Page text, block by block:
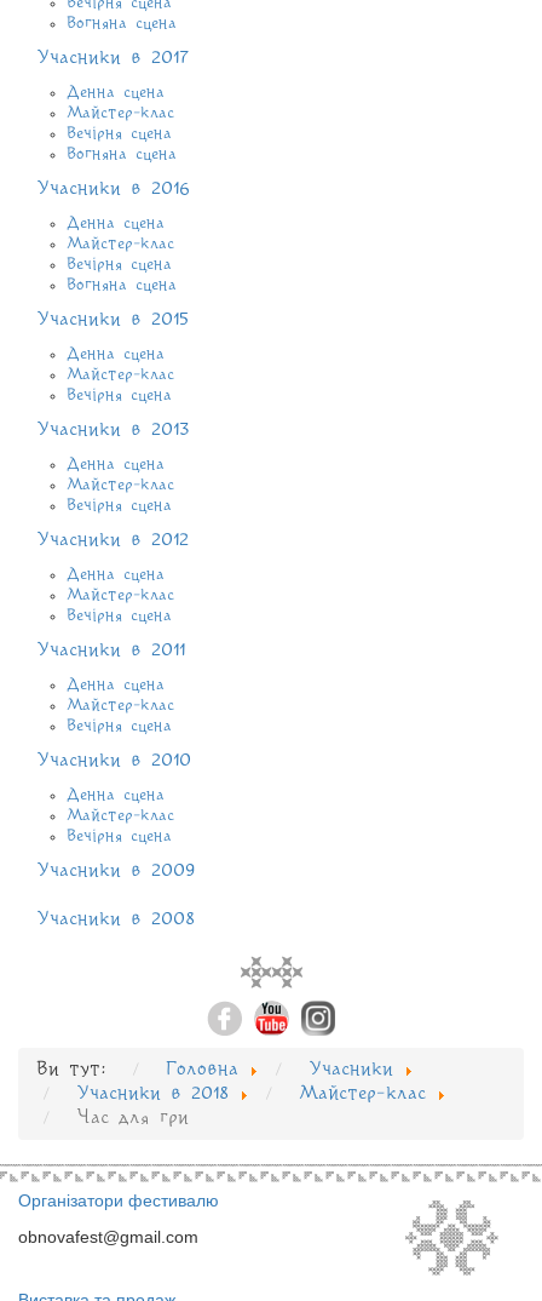
Вогняна сцена
Учасники в 2017
Денна сцена
Майстер-клас
Вечірня сцена
Вогняна сцена
Учасники в 2016
Денна сцена
Майстер-клас
Вечірня сцена
Вогняна сцена
Учасники в 2015
Денна сцена
Майстер-клас
Вечірня сцена
Учасники в 2013
Денна сцена
Майстер-клас
Вечірня сцена
Учасники в 2012
Денна сцена
Майстер-клас
Вечірня сцена
Учасники в 2011
Денна сцена
Майстер-клас
Вечірня сцена
Учасники в 2010
Денна сцена
Майстер-клас
Вечірня сцена
Учасники в 2009
Учасники в 2008
Ви тут: Головна
Учасники
Учасники в 2018
Майстер-клас
Час для гри
Організатори фестивалю
obnovafest@gmail.com